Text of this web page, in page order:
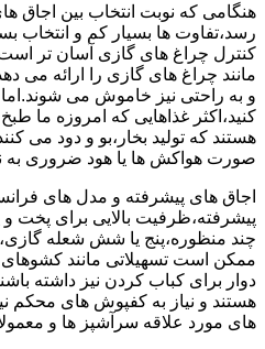
هنگامی که نوبت انتخاب بین اجاق
رسد،تفاوت ها بسیار کم و انتخاب
کنترل چراغ های گازی آسان تر
مانند چراغ های گازی را ارائه می
و به راحتی نیز خاموش می
کنید،اکثر غذاهایی که امروزه ما
هستند که تولید بخار،بو و دود می
صورت هواکش ها یا هود ضروری
اجاق های پیشرفته و مدل های
پیشرفته،ظرفیت بالایی برای پخت و
چند منظوره،پنج یا شش شعله
ممکن است تسهیلاتی مانند کشوهای
دوار برای کباب کردن نیز داشته
هستند و نیاز به کفپوش های محکم
های مورد علاقه سرآشپز ها و